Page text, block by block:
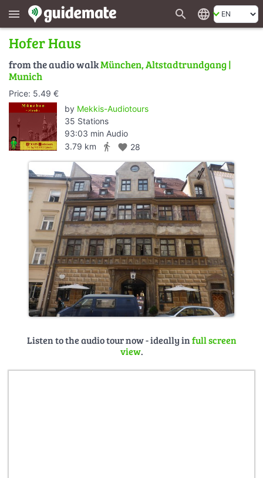
menu search language
Hofer Haus
from the audio walkMünchen, Altstadtrundgang |
Munich
Price: 5.49 €
by Mekkis-Audiotours
35 Stations
93:03 min Audio
3.79 km
directions_walk favorite 28
Listen to the audio tour now - ideally infull screen
view.